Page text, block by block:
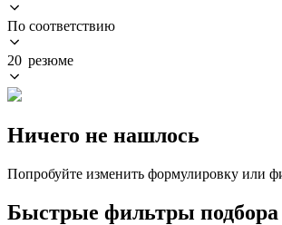
По соответствию
20 резюме
Ничего не нашлось
Попробуйте изменить формулировку или
Быстрые фильтры подбора